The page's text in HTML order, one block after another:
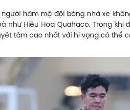
hâm mộ đội bóng nhà xe
Hiếu Hoa Quahaco. Trong
tâm cao nhất với hi vọng có thể